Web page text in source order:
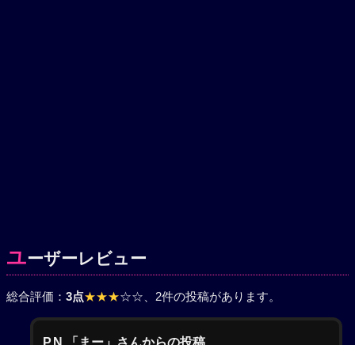
ユーザーレビュー
総合評価： 3点★★★☆☆ 、2件の投稿があります。
P.N.「まー」さんからの投稿